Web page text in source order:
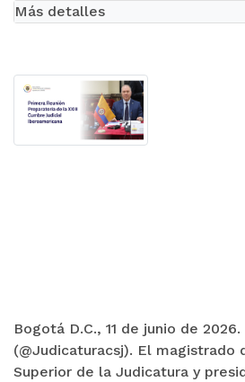
Bogotá D.C., 11 de junio de 2026.
(@Judicaturacsj). El magistrado
Superior de la Judicatura y
Más detalles